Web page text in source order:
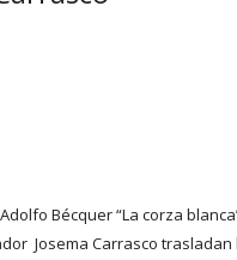
Bécquer “La corza
Josema Carrasco trasladan